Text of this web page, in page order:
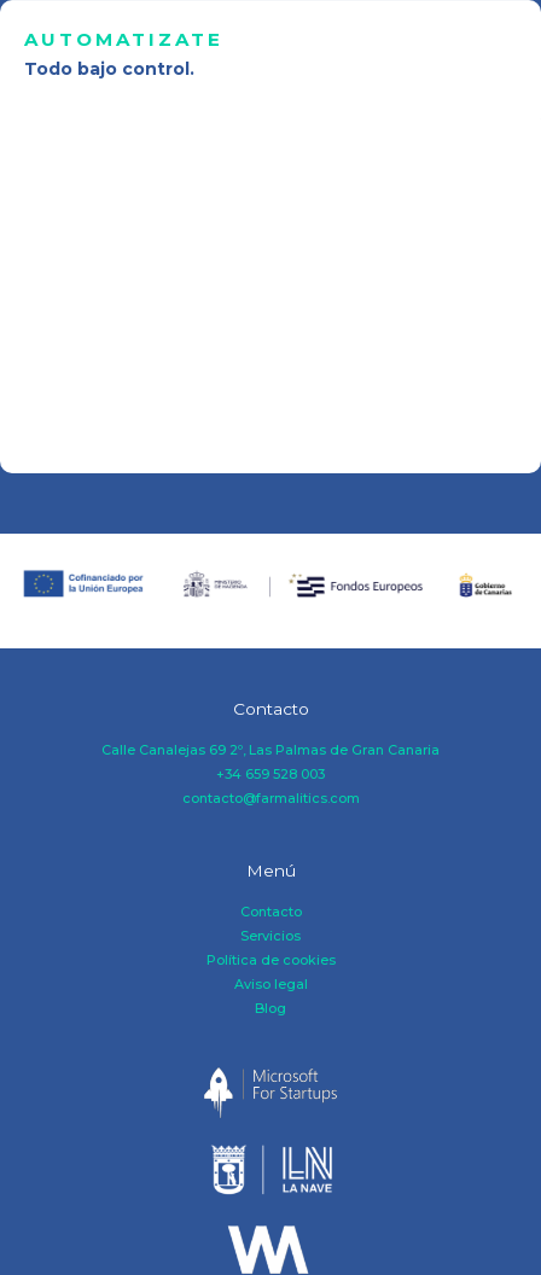
AUTOMATIZATE
Todo bajo control.
Contacto
Calle Canalejas 69 2º, Las Palmas de Gran Canaria
+34 659 528 003
contacto@farmalitics.com
Menú
Contacto
Servicios
Política de cookies
Aviso legal
Blog